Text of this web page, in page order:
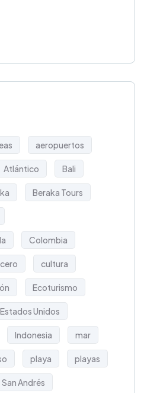
aeropuertos
Atlántico Bali
Beraka Tours
Colombia
cultura
Ecoturismo
Estados Unidos
Indonesia mar
playa playas
San Andrés